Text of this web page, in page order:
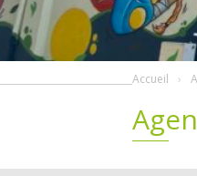
Accueil